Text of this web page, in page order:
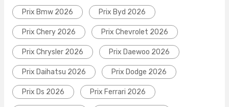
Prix Bmw 2026 Prix Byd 2026
Prix Chery 2026 Prix Chevrolet 2026
Prix Chrysler 2026 Prix Daewoo 2026
Prix Daihatsu 2026 Prix Dodge 2026
Prix Ds 2026 Prix Ferrari 2026